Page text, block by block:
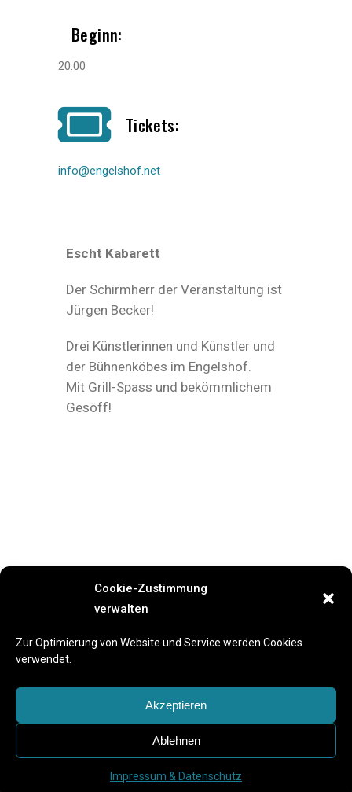
Cookie-Zustimmung
verwalten
Zur Optimierung von Website und Service werden Cookies
verwendet.
Akzeptieren
Ablehnen
Impressum & Datenschutz
Beginn:
20:00
Tickets:
info@engelshof.net
Escht Kabarett
Der Schirmherr der Veranstaltung ist
Jürgen Becker!
Drei Künstlerinnen und Künstler und
der Bühnenköbes im Engelshof.
Mit Grill-Spass und bekömmlichem
Gesöff!